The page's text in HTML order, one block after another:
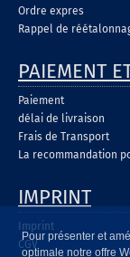
Pour présenter et
optimale notre offre
Ordre expres
Rappel de
PAIEMENT
Paiement
délai de livraison
Frais de Transport
La recommandation
IMPRINT
Imprint
CGV